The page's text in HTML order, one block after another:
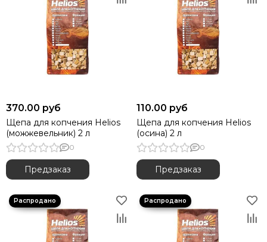
370.00 руб
Щепа для копчения Helios
(можжевельник) 2 л
0
Предзаказ
110.00 руб
Щепа для копчения Helios
(осина) 2 л
0
Предзаказ